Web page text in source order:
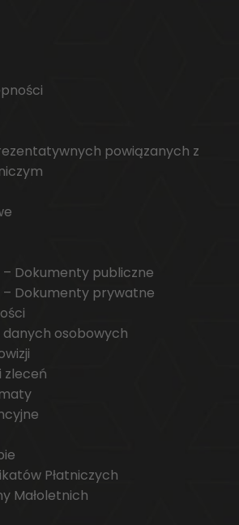
powiązanych z
Dokumenty publiczne
– Dokumenty prywatne
danych osobowych
zleceń
Płatniczych
Małoletnich